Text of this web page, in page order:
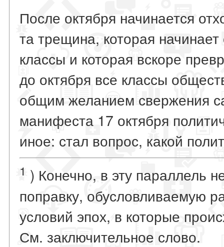
После октября начинается
та трещина, которая
классы и которая вскоре
до октября все классы
общим желанием свержения
манифеста 17 октября
иное: стал вопрос, какой
1 ) Конечно, в эту параллель
поправку, обусловливаемую
условий эпох, в которые
См. заключительное слово.